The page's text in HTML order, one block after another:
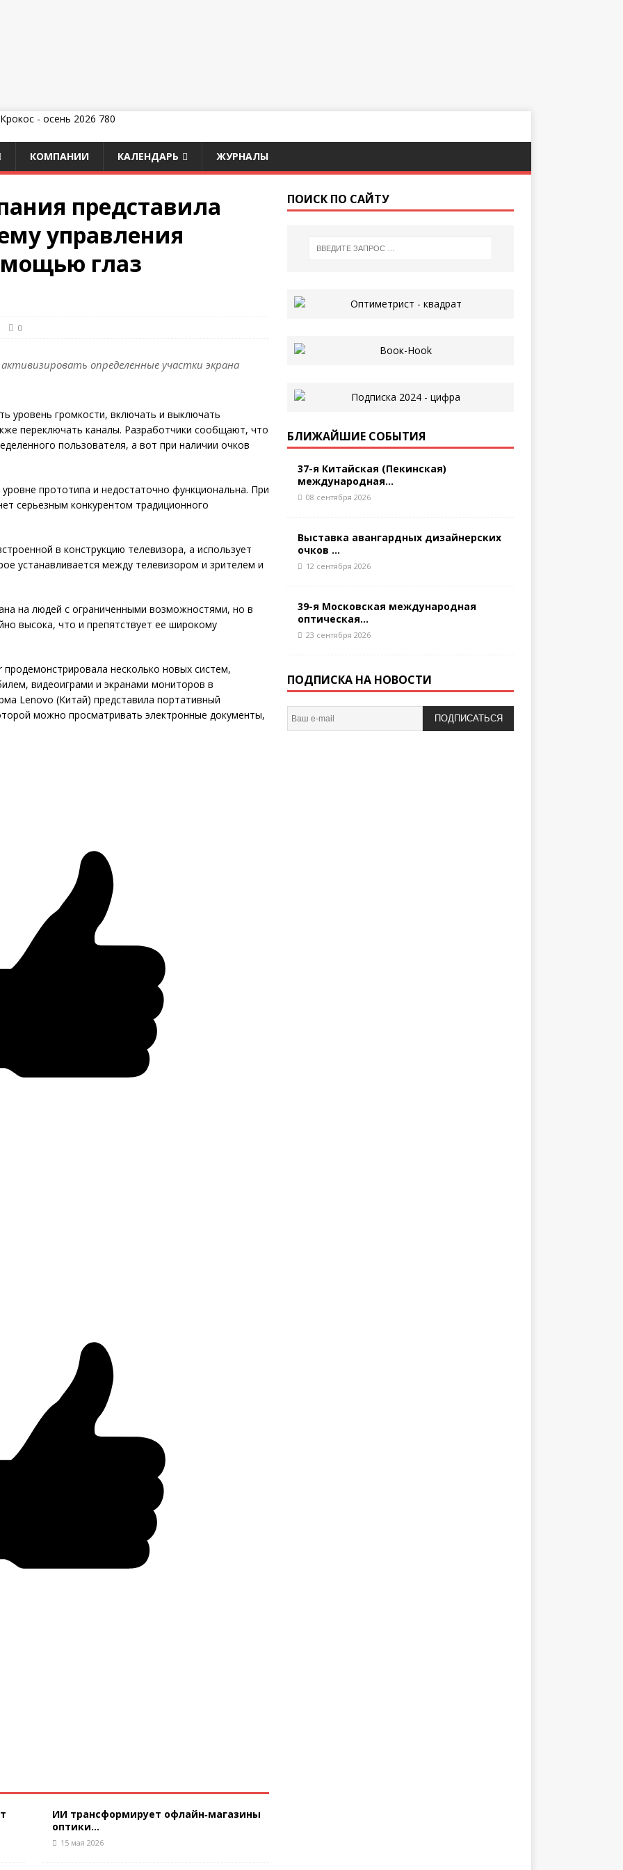
КОМПАНИИ КАЛЕНДАРЬ ЖУРНАЛЫ
представила
управления
глаз
0
определенные участки экрана
уровень громкости, включать и выключать
переключать каналы. Разработчики сообщают, что
пользователя, а вот при наличии очков
прототипа и недостаточно функциональна. При
серьезным конкурентом традиционного
в конструкцию телевизора, а использует
устанавливается между телевизором и зрителем и
на людей с ограниченными возможностями, но в
высока, что и препятствует ее широкому
несколько новых систем,
видеоиграми и экранами мониторов в
Lenovo (Китай) представила портативный
можно просматривать электронные документы,
ИИ трансформирует офлайн‑магазины
оптики...
15 мая 2026
ПОИСК ПО САЙТУ
БЛИЖАЙШИЕ СОБЫТИЯ
37-я Китайская (Пекинская)
международная...
08 сентября 2026
Выставка авангардных дизайнерских
очков ...
12 сентября 2026
39-я Московская международная
оптическая...
23 сентября 2026
ПОДПИСКА НА НОВОСТИ
ПОДПИСАТЬСЯ